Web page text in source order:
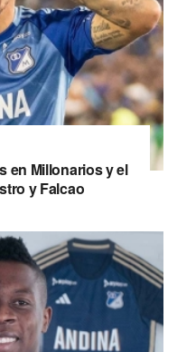
en Millonarios y el
y Falcao